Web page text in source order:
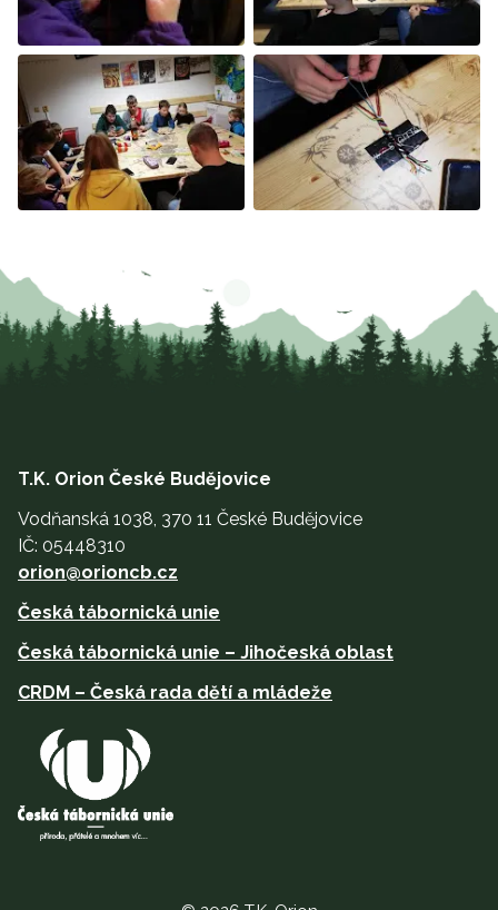
T.K. Orion České Budějovice
Vodňanská 1038, 370 11 České Budějovice
IČ: 05448310
orion@orioncb.cz
Česká tábornická unie
Česká tábornická unie – Jihočeská oblast
CRDM – Česká rada dětí a mládeže